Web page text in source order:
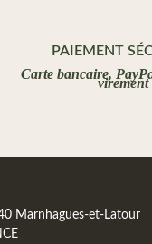
PAIEMENT
Carte bancaire,
virement
Marnhagues-et-Latour